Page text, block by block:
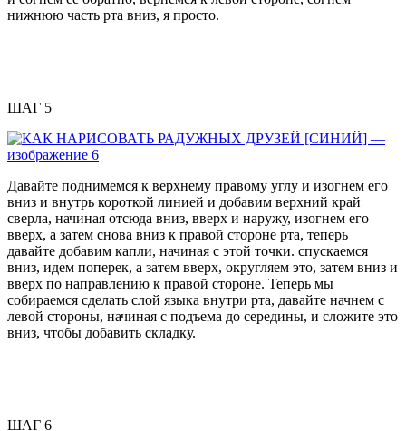
нижнюю часть рта вниз, я просто.
ШАГ 5
Давайте поднимемся к верхнему правому углу и изогнем его
вниз и внутрь короткой линией и добавим верхний край
сверла, начиная отсюда вниз, вверх и наружу, изогнем его
вверх, а затем снова вниз к правой стороне рта, теперь
давайте добавим капли, начиная с этой точки. спускаемся
вниз, идем поперек, а затем вверх, округляем это, затем вниз и
вверх по направлению к правой стороне. Теперь мы
собираемся сделать слой языка внутри рта, давайте начнем с
левой стороны, начиная с подъема до середины, и сложите это
вниз, чтобы добавить складку.
ШАГ 6